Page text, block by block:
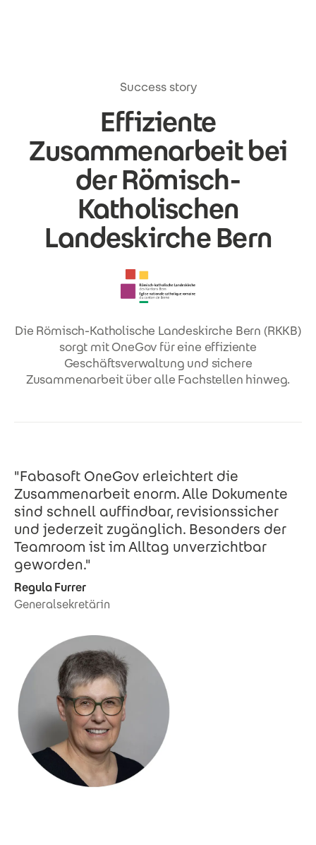
Success story
Effiziente
Zusammenarbeit bei
der Römisch-
Katholischen
Landeskirche Bern
Die Römisch-Katholische Landeskirche Bern (RKKB)
sorgt mit OneGov für eine effiziente
Geschäftsverwaltung und sichere
Zusammenarbeit über alle Fachstellen hinweg.
"Fabasoft OneGov erleichtert die
Zusammenarbeit enorm. Alle Dokumente
sind schnell auffindbar, revisionssicher
und jederzeit zugänglich. Besonders der
Teamroom ist im Alltag unverzichtbar
geworden."
Regula Furrer
Generalsekretärin